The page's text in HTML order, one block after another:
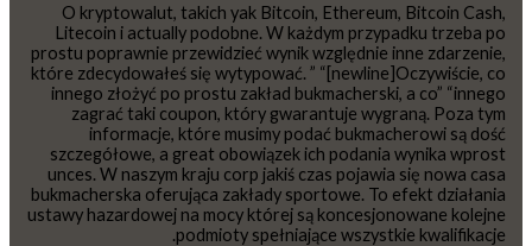
O kryptowalut, takich yak Bitcoin, Ethereum, Bitcoin Cash,
Litecoin i actually podobne. W każdym przypadku trzeba po
prostu poprawnie przewidzieć wynik względnie inne zdarzenie,
które zdecydowałeś się wytypować. ” “[newline]Oczywiście, co
innego złożyć po prostu zakład bukmacherski, a co” “innego
zagrać taki coupon, który gwarantuje wygraną. Poza tym
informacje, które musimy podać bukmacherowi są dość
szczegółowe, a great obowiązek ich podania wynika wprost
unces. W naszym kraju corp jakiś czas pojawia się nowa casa
bukmacherska oferująca zakłady sportowe. To efekt działania
ustawy hazardowej na mocy której są koncesjonowane kolejne
podmioty spełniające wszystkie kwalifikacje.